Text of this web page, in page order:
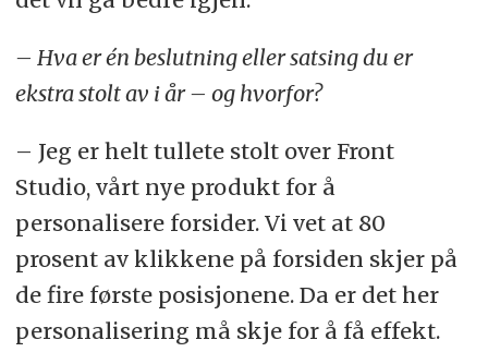
– Hva er én beslutning eller satsing du er
ekstra stolt av i år – og hvorfor?
– Jeg er helt tullete stolt over Front
Studio, vårt nye produkt for å
personalisere forsider. Vi vet at 80
prosent av klikkene på forsiden skjer på
de fire første posisjonene. Da er det her
personalisering må skje for å få effekt.